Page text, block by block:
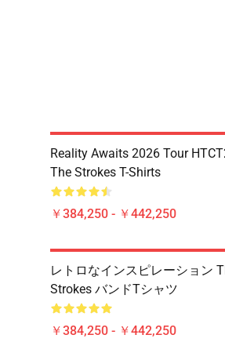
Reality Awaits 2026 Tour
The Strokes T-Shirts
￥384,250 - ￥442,250
レトロなインスピレーション
Strokes バンドTシャツ
￥384,250 - ￥442,250